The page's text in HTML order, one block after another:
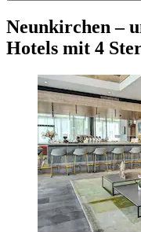
Neunkirchen –
Hotels mit 4